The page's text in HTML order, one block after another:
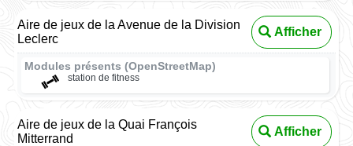
Aire de jeux de la Avenue de la Division
Leclerc
Afficher
Modules présents (OpenStreetMap)
station de fitness
Aire de jeux de la Quai François
Mitterrand
Afficher